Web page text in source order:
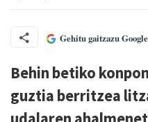
Gehitu gaitzazu
Behin betiko
guztia berritzea